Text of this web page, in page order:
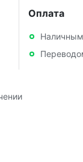
Оплата